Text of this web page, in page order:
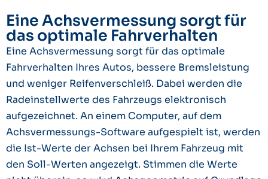
Eine Achsvermessung sorgt für
das optimale Fahrverhalten
Eine Achsvermessung sorgt für das optimale
Fahrverhalten Ihres Autos, bessere Bremsleistung
und weniger Reifenverschleiß. Dabei werden die
Radeinstellwerte des Fahrzeugs elektronisch
aufgezeichnet. An einem Computer, auf dem
Achsvermessungs-Software aufgespielt ist, werden
die Ist-Werte der Achsen bei Ihrem Fahrzeug mit
den Soll-Werten angezeigt. Stimmen die Werte